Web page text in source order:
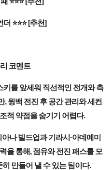
⭐⭐⭐ [추천]
코멘트
를 앞세워 직선적인 전개와 측
, 윙백 전진 후 공간 관리와 세컨
적 약점을 숨기기 어렵다.
나 빌드업과 기라시·아데예미
을 통해, 점유와 전진 패스를 모
만들어 낼 수 있는 팀이다.